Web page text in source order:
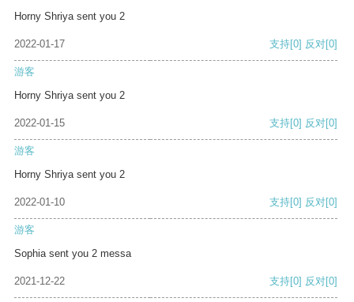
Horny Shriya sent you 2
2022-01-17 支持[0] 反对[0]
游客
Horny Shriya sent you 2
2022-01-15 支持[0] 反对[0]
游客
Horny Shriya sent you 2
2022-01-10 支持[0] 反对[0]
游客
Sophia sent you 2 messa
2021-12-22 支持[0] 反对[0]